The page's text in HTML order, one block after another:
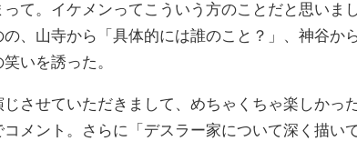
て。イケメンってこういう方のことだと思いま
、山寺から「具体的には誰のこと？」、神谷か
いを誘った。
させていただきまして、めちゃくちゃ楽しかっ
メント。さらに「デスラー家について深く描い